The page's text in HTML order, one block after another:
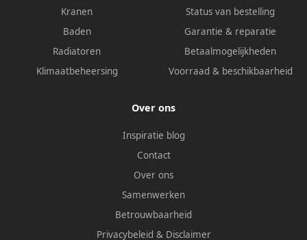
Kranen
Baden
Radiatoren
Klimaatbeheersing
Status van bestelling
Garantie & reparatie
Betaalmogelijkheden
Voorraad & beschikbaarheid
Over ons
Inspiratie blog
Contact
Over ons
Samenwerken
Betrouwbaarheid
Privacybeleid & Disclaimer